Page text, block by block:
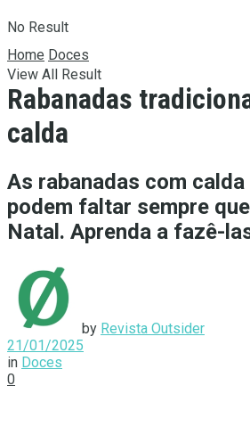
No Result
View All Result
Home Doces
Rabanadas
calda
As rabanadas com
podem faltar sempre
Natal. Aprenda a fazê-
by Revista Outsider
21/01/2025
in Doces
0